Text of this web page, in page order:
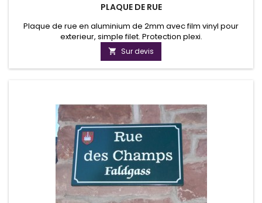
PLAQUE DE RUE
Plaque de rue en aluminium de 2mm avec film vinyl pour
exterieur, simple filet. Protection plexi.
 Sur devis